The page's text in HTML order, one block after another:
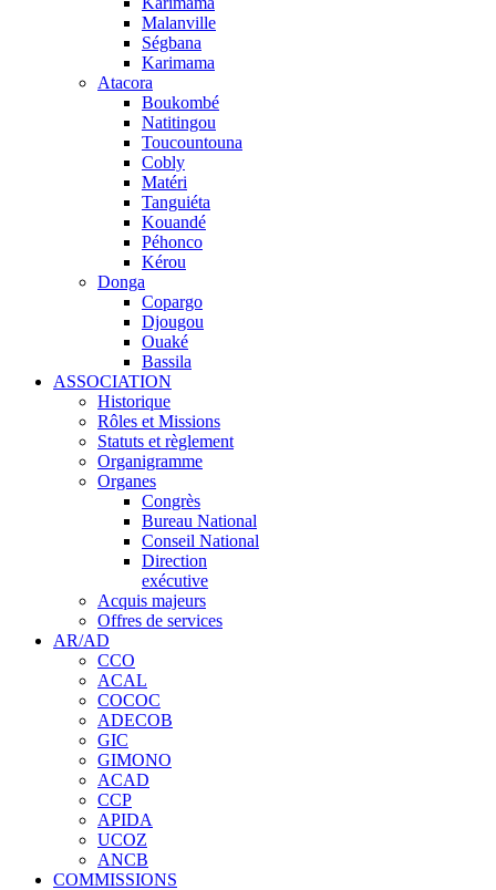
Malanville
Ségbana
Karimama
Atacora
Boukombé
Natitingou
Toucountouna
Cobly
Matéri
Tanguiéta
Kouandé
Péhonco
Kérou
Donga
Copargo
Djougou
Ouaké
Bassila
ASSOCIATION
Historique
Rôles et Missions
Statuts et règlement
Organigramme
Organes
Congrès
Bureau National
Conseil National
Direction
exécutive
Acquis majeurs
Offres de services
AR/AD
CCO
ACAL
COCOC
ADECOB
GIC
GIMONO
ACAD
CCP
APIDA
UCOZ
ANCB
COMMISSIONS